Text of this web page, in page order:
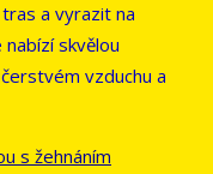
a vyrazit na
skvělou
vzduchu a
s žehnáním